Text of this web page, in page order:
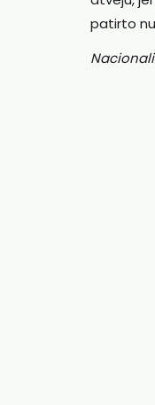
patirto